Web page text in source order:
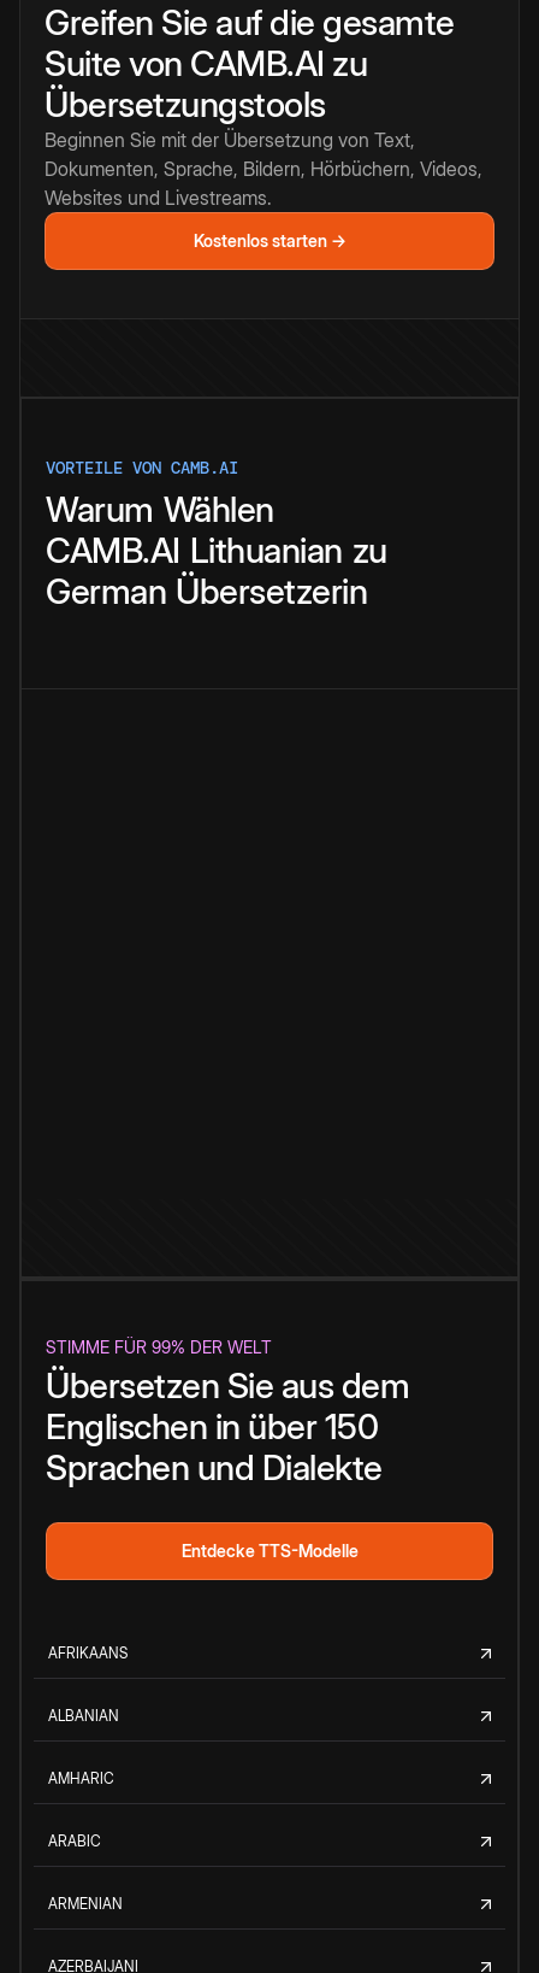
Greifen Sie auf die gesamte
Suite von CAMB.AI zu
Übersetzungstools
Beginnen Sie mit der Übersetzung von Text,
Dokumenten, Sprache, Bildern, Hörbüchern, Videos,
Websites und Livestreams.
Kostenlos starten →
VORTEILE VON CAMB.AI
Warum Wählen
CAMB.AI Lithuanian zu
German Übersetzerin
STIMME FÜR 99% DER WELT
Übersetzen Sie aus dem
Englischen in über 150
Sprachen und Dialekte
Entdecke TTS-Modelle
AFRIKAANS
ALBANIAN
AMHARIC
ARABIC
ARMENIAN
AZERBAIJANI